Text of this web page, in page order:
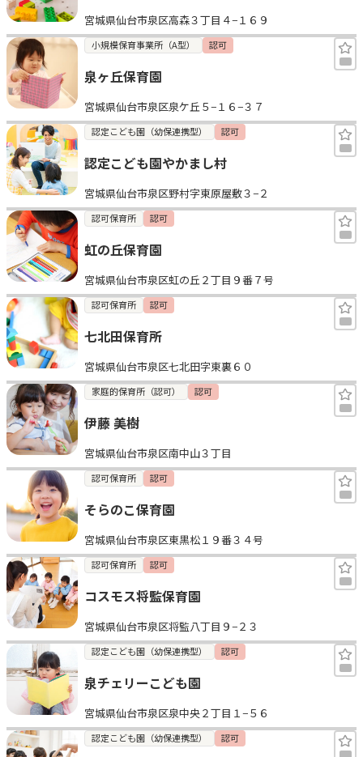
宮城県仙台市泉区高森３丁目４−１６９
小規模保育事業所（A型） 認可
泉ヶ丘保育園
宮城県仙台市泉区泉ケ丘５−１６−３７
認定こども園（幼保連携型） 認可
認定こども園やかまし村
宮城県仙台市泉区野村字東原屋敷３−２
認可保育所 認可
虹の丘保育園
宮城県仙台市泉区虹の丘２丁目９番７号
認可保育所 認可
七北田保育所
宮城県仙台市泉区七北田字東裏６０
家庭的保育所（認可） 認可
伊藤 美樹
宮城県仙台市泉区南中山３丁目
認可保育所 認可
そらのこ保育園
宮城県仙台市泉区東黒松１９番３４号
認可保育所 認可
コスモス将監保育園
宮城県仙台市泉区将監八丁目９−２３
認定こども園（幼保連携型） 認可
泉チェリーこども園
宮城県仙台市泉区泉中央２丁目１−５６
認定こども園（幼保連携型） 認可